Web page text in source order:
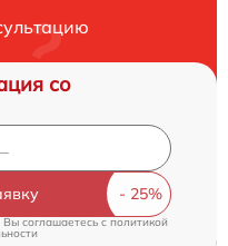
со
Вы соглашаетесь cполитикой